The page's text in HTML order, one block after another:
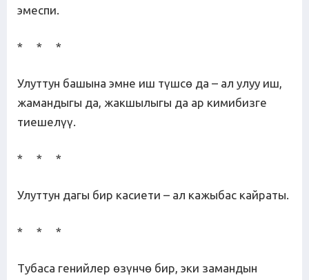
эмеспи.
* * *
Улуттун башына эмне иш түшсө да – ал улуу иш,
жамандыгы да, жакшылыгы да ар кимибизге
тиешелүү.
* * *
Улуттун дагы бир касиети – ал кажыбас кайраты.
* * *
Тубаса генийлер өзүнчө бир, эки замандын